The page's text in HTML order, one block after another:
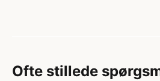
Ofte stillede